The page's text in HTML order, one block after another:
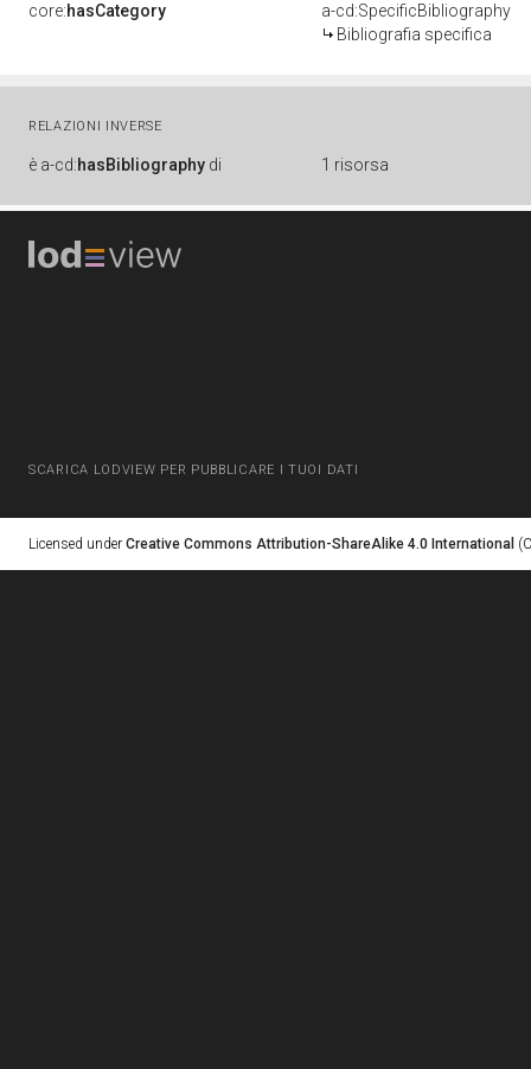
core:hasCategory
a-cd:SpecificBibliography
Bibliografia specifica
RELAZIONI INVERSE
è a-cd:hasBibliography di 1 risorsa
SCARICA LODVIEW PER PUBBLICARE I TUOI DATI
Licensed under Creative Commons Attribution-ShareAlike 4.0 International